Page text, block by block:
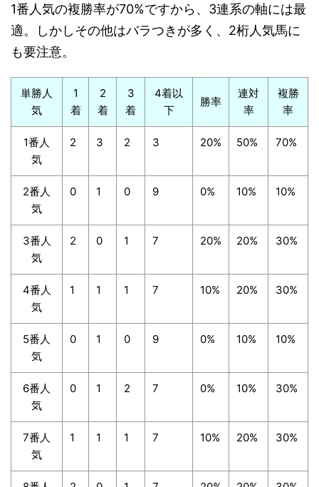
1番人気の複勝率が70%ですから、3連系の軸には最
適。しかしその他はバラつきが多く、2桁人気馬に
も要注意。
単勝人
気
1
着
2
着
3
着
4着以
下
勝率
連対
率
複勝
率
1番人
気
2 3 2 3 20% 50% 70%
2番人
気
0 1 0 9 0% 10% 10%
3番人
気
2 0 1 7 20% 20% 30%
4番人
気
1 1 1 7 10% 20% 30%
5番人
気
0 1 0 9 0% 10% 10%
6番人
気
0 1 2 7 0% 10% 30%
7番人
気
1 1 1 7 10% 20% 30%